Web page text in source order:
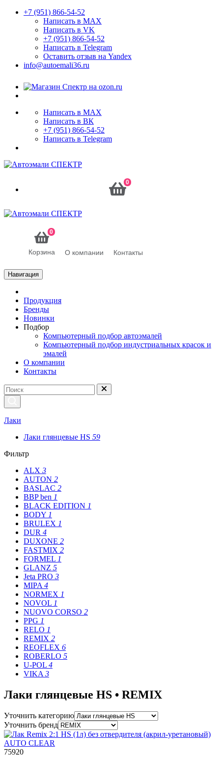
+7 (951) 866-54-52
Написать в MAX
Написать в VK
+7 (951) 866-54-52
Написать в Telegram
Оставить отзыв на Yandex
info@autoemali36.ru
Написать в MAX
Написать в ВК
+7 (951) 866-54-52
Написать в Telegram
0
0
Корзина О компании Контакты
Навигация
Продукция
Бренды
Новинки
Подбор
Компьютерный подбор автоэмалей
Компьютерный подбор индустриальных красок и
эмалей
О компании
Контакты
Лаки
Лаки глянцевые HS 59
Фильтр
ALX 3
AUTON 2
BASLAC 2
BBP ben 1
BLACK EDITION 1
BODY 1
BRULEX 1
DUR 4
DUXONE 2
FASTMIX 2
FORMEL 1
GLANZ 5
Jeta PRO 3
MIPA 4
NORMEX 1
NOVOL 1
NUOVO CORSO 2
PPG 1
RELO 1
REMIX 2
REOFLEX 6
ROBERLO 5
U-POL 4
VIKA 3
Лаки глянцевые HS • REMIX
Уточнить категорию
Уточнить бренд
75920